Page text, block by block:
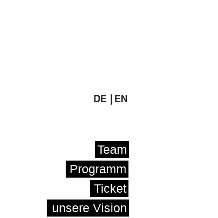
DE | EN
Team
Programm
Ticket
unsere Vision